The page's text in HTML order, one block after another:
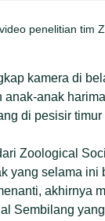
penelitian tim
kamera di
anak
di pesisir
Zoological
yang selama
akhirnya
Sembilang